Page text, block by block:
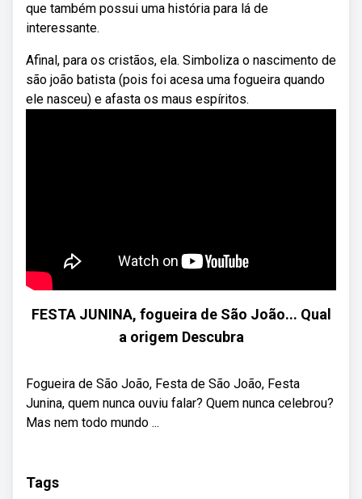
que também possui uma história para lá de
interessante.
Afinal, para os cristãos, ela. Simboliza o nascimento de
são joão batista (pois foi acesa uma fogueira quando
ele nasceu) e afasta os maus espíritos.
FESTA JUNINA, fogueira de São João... Qual
a origem Descubra
Fogueira de São João, Festa de São João, Festa
Junina, quem nunca ouviu falar? Quem nunca celebrou?
Mas nem todo mundo ...
Tags